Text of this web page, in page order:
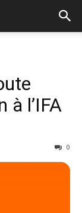
l’IFA
0